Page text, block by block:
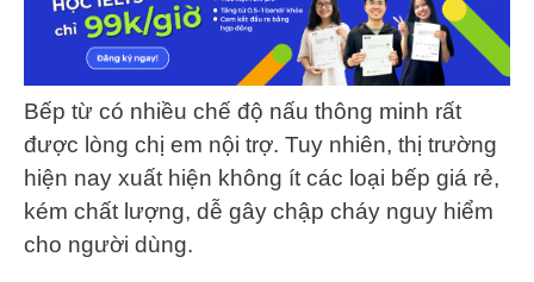
Bếp từ có nhiều chế độ nấu thông minh rất
được lòng chị em nội trợ. Tuy nhiên, thị trường
hiện nay xuất hiện không ít các loại bếp giá rẻ,
kém chất lượng, dễ gây chập cháy nguy hiểm
cho người dùng.